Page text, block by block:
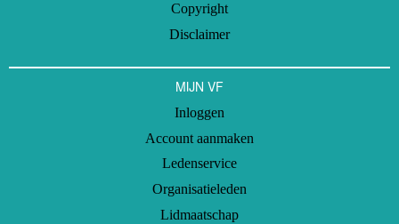
Copyright
Disclaimer
MIJN VF
Inloggen
Account aanmaken
Ledenservice
Organisatieleden
Lidmaatschap